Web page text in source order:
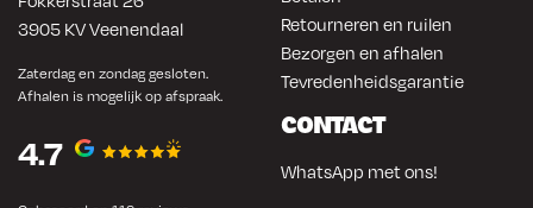
3905 KV Veenendaal
Zaterdag en zondag gesloten.
Afhalen is mogelijk op afspraak.
4.7
Retourneren en ruilen
Bezorgen en afhalen
Tevredenheidsgarantie
CONTACT
WhatsApp met ons!